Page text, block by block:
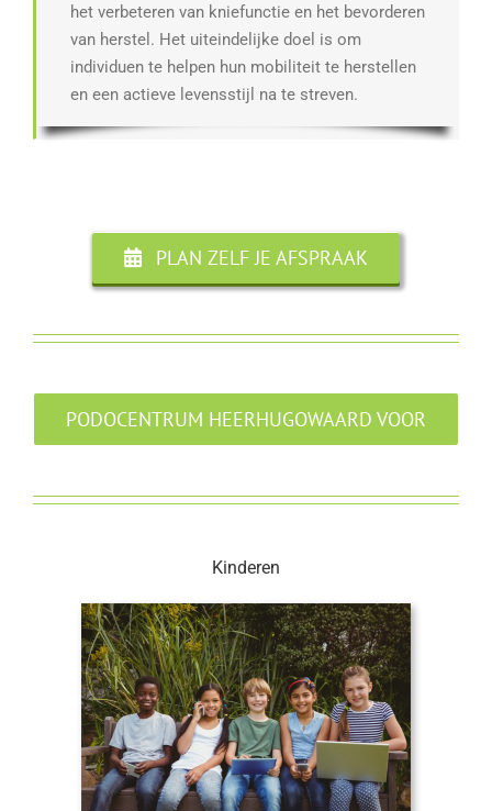
het verbeteren van kniefunctie en het bevorderen
van herstel. Het uiteindelijke doel is om
individuen te helpen hun mobiliteit te herstellen
en een actieve levensstijl na te streven.
PLAN ZELF JE AFSPRAAK
PODOCENTRUM HEERHUGOWAARD VOOR
Kinderen